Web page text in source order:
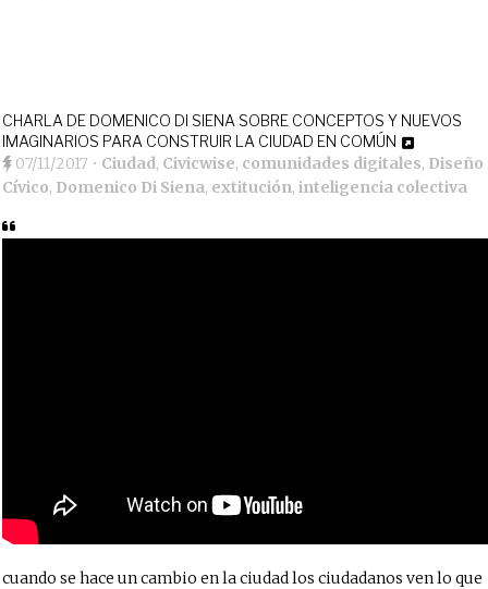
CHARLA DE DOMENICO DI SIENA SOBRE CONCEPTOS Y NUEVOS
IMAGINARIOS PARA CONSTRUIR LA CIUDAD EN COMÚN
07/11/2017 • Ciudad, Civicwise, comunidades digitales, Diseño
Cívico, Domenico Di Siena, extitución,inteligencia colectiva
cuando se hace un cambio en la ciudad los ciudadanos ven lo que